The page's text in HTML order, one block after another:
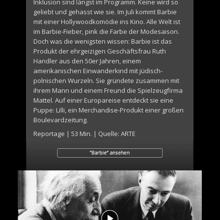
Inklusion sind längst im Programm. Keine wird so
geliebt und gehasst wie sie. Im Juli kommt Barbie
mit einer Hollywoodkomödie ins Kino. Alle Welt ist
im Barbie-Fieber, pink die Farbe der Modesaison.
Doch was die wenigsten wissen: Barbie ist das
Produkt der ehrgeizigen Geschäftsfrau Ruth
Handler aus den 50er Jahren, einem
amerikanischen Einwanderkind mit jüdisch-
polnischen Wurzeln. Sie gründete zusammen mit
ihrem Mann und einem Freund die Spielzeugfirma
Mattel. Auf einer Europareise entdeckt sie eine
Puppe: Lilli, ein Merchandise-Produkt einer großen
Boulevardzeitung.
Reportage | 53 Min. | Quelle: ARTE